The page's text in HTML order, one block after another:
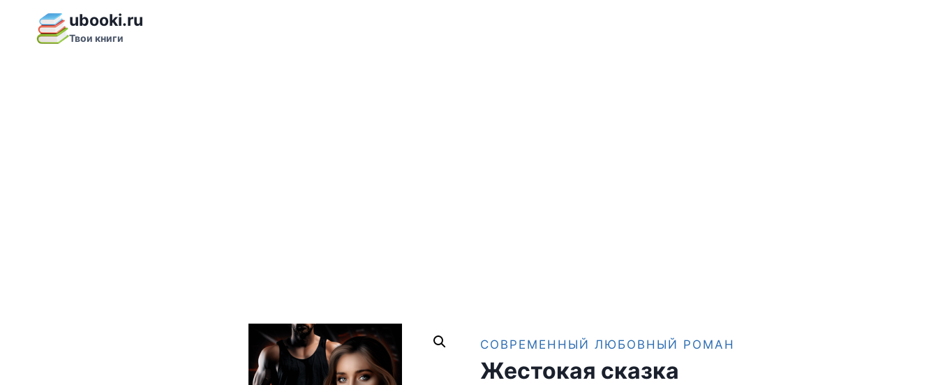
содержимому
ubooki.ru
Твои книги
СОВРЕМЕННЫЙ ЛЮБОВНЫЙ РОМАН
Жестокая сказка